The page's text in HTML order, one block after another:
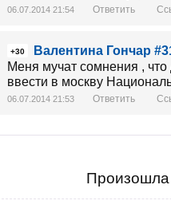
06.07.2014 21:54 Ответить
+30
Валентина Гончар
Меня мучат сомнения ,
ввести в москву
06.07.2014 21:53 Ответить
Произошла